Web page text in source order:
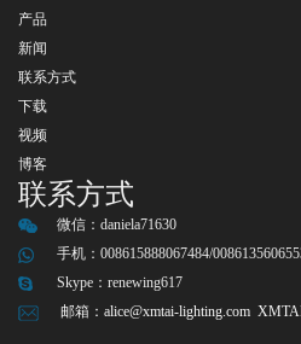
产品
新闻
联系方式
下载
视频
博客
联系方式
微信： daniela71630
手机：008615888067484/
Skype： renewing617
邮箱： alice@xmtai-lighting.com